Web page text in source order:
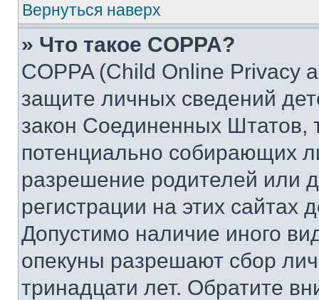
Вернуться наверх
» Что такое COPPA?
COPPA (Child Online Privacy
защите личных сведений
закон Соединенных Штатов,
потенциально собирающих
разрешение родителей или
регистрации на этих сайтах
Допустимо наличие иного
опекуны разрешают сбор
тринадцати лет. Обратите